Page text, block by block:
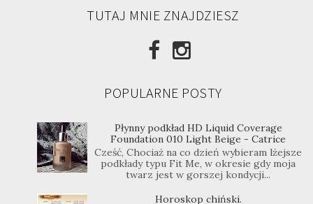
TUTAJ MNIE ZNAJDZIESZ
POPULARNE POSTY
Płynny podkład HD Liquid Coverage
Foundation 010 Light Beige - Catrice
Cześć, Chociaż na co dzień wybieram lżejsze
podkłady typu Fit Me, w okresie gdy moja
twarz jest w gorszej kondycji...
Horoskop chiński.